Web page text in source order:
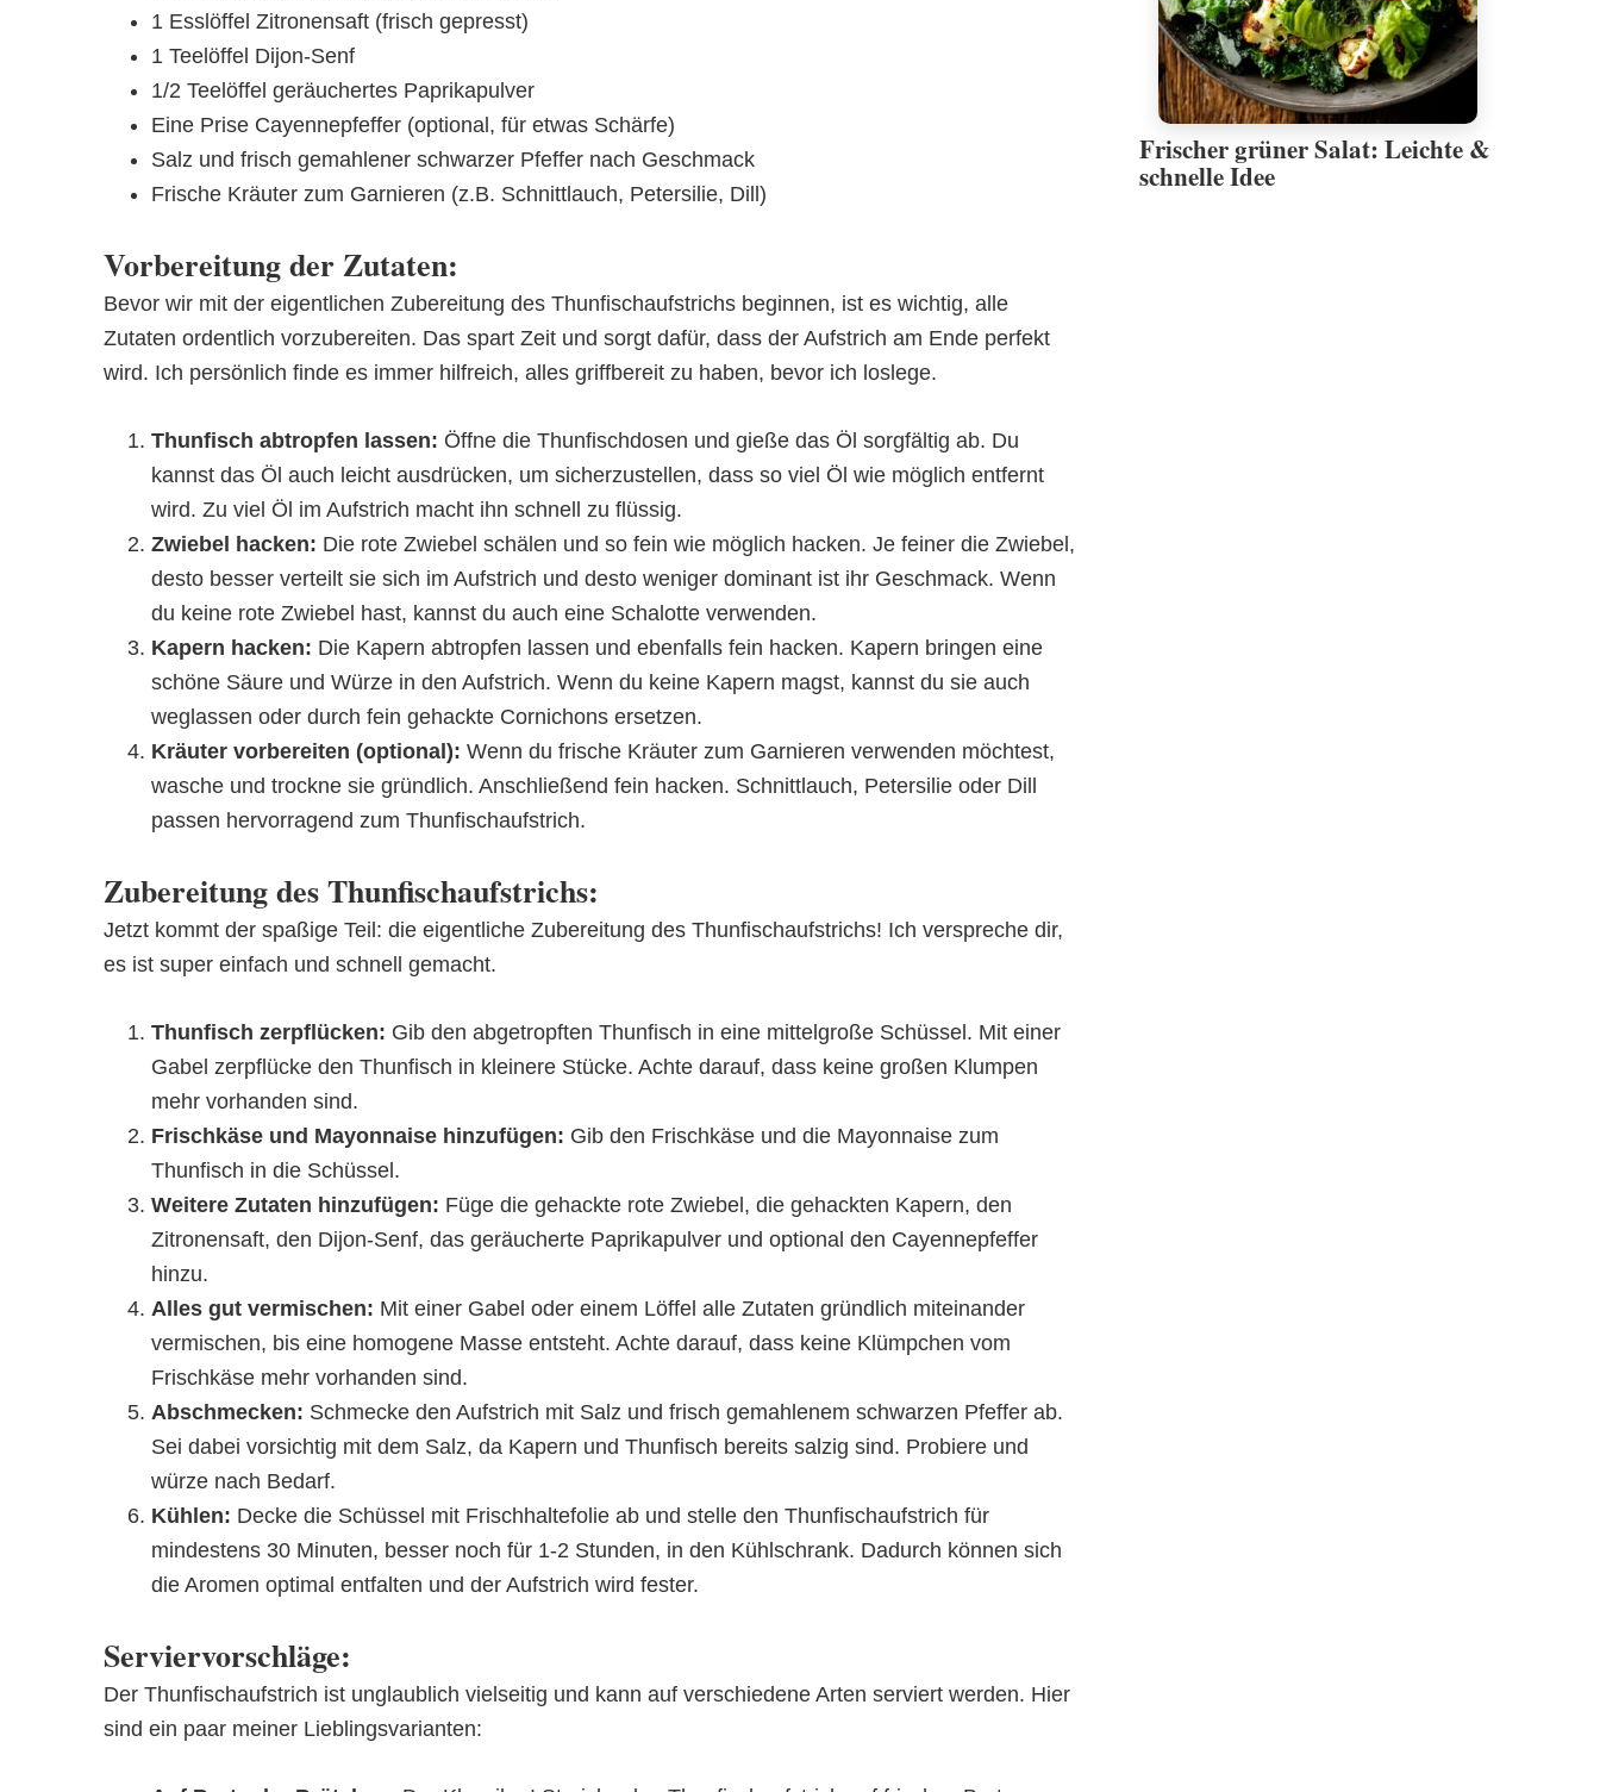
1 Esslöffel Zitronensaft (frisch gepresst)
1 Teelöffel Dijon-Senf
1/2 Teelöffel geräuchertes Paprikapulver
Eine Prise Cayennepfeffer (optional, für etwas Schärfe)
Salz und frisch gemahlener schwarzer Pfeffer nach Geschmack
Frische Kräuter zum Garnieren (z.B. Schnittlauch, Petersilie, Dill)
Vorbereitung der Zutaten:
Bevor wir mit der eigentlichen Zubereitung des Thunfischaufstrichs beginnen, ist es wichtig, alle
Zutaten ordentlich vorzubereiten. Das spart Zeit und sorgt dafür, dass der Aufstrich am Ende perfekt
wird. Ich persönlich finde es immer hilfreich, alles griffbereit zu haben, bevor ich loslege.
Thunfisch abtropfen lassen: Öffne die Thunfischdosen und gieße das Öl sorgfältig ab. Du
kannst das Öl auch leicht ausdrücken, um sicherzustellen, dass so viel Öl wie möglich entfernt
wird. Zu viel Öl im Aufstrich macht ihn schnell zu flüssig.
Zwiebel hacken: Die rote Zwiebel schälen und so fein wie möglich hacken. Je feiner die Zwiebel,
desto besser verteilt sie sich im Aufstrich und desto weniger dominant ist ihr Geschmack. Wenn
du keine rote Zwiebel hast, kannst du auch eine Schalotte verwenden.
Kapern hacken: Die Kapern abtropfen lassen und ebenfalls fein hacken. Kapern bringen eine
schöne Säure und Würze in den Aufstrich. Wenn du keine Kapern magst, kannst du sie auch
weglassen oder durch fein gehackte Cornichons ersetzen.
Kräuter vorbereiten (optional): Wenn du frische Kräuter zum Garnieren verwenden möchtest,
wasche und trockne sie gründlich. Anschließend fein hacken. Schnittlauch, Petersilie oder Dill
passen hervorragend zum Thunfischaufstrich.
Zubereitung des Thunfischaufstrichs:
Jetzt kommt der spaßige Teil: die eigentliche Zubereitung des Thunfischaufstrichs! Ich verspreche dir,
es ist super einfach und schnell gemacht.
Thunfisch zerpflücken: Gib den abgetropften Thunfisch in eine mittelgroße Schüssel. Mit einer
Gabel zerpflücke den Thunfisch in kleinere Stücke. Achte darauf, dass keine großen Klumpen
mehr vorhanden sind.
Frischkäse und Mayonnaise hinzufügen: Gib den Frischkäse und die Mayonnaise zum
Thunfisch in die Schüssel.
Weitere Zutaten hinzufügen: Füge die gehackte rote Zwiebel, die gehackten Kapern, den
Zitronensaft, den Dijon-Senf, das geräucherte Paprikapulver und optional den Cayennepfeffer
hinzu.
Alles gut vermischen: Mit einer Gabel oder einem Löffel alle Zutaten gründlich miteinander
vermischen, bis eine homogene Masse entsteht. Achte darauf, dass keine Klümpchen vom
Frischkäse mehr vorhanden sind.
Abschmecken: Schmecke den Aufstrich mit Salz und frisch gemahlenem schwarzen Pfeffer ab.
Sei dabei vorsichtig mit dem Salz, da Kapern und Thunfisch bereits salzig sind. Probiere und
würze nach Bedarf.
Kühlen: Decke die Schüssel mit Frischhaltefolie ab und stelle den Thunfischaufstrich für
mindestens 30 Minuten, besser noch für 1-2 Stunden, in den Kühlschrank. Dadurch können sich
die Aromen optimal entfalten und der Aufstrich wird fester.
Serviervorschläge:
Der Thunfischaufstrich ist unglaublich vielseitig und kann auf verschiedene Arten serviert werden. Hier
sind ein paar meiner Lieblingsvarianten:
Frischer grüner Salat: Leichte &
schnelle Idee